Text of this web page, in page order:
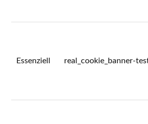
Essenziell real_cookie_banner-